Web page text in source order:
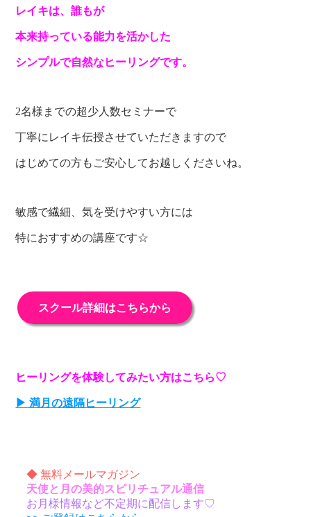
レイキは、誰もが
本来持っている能力を活かした
シンプルで自然なヒーリングです。
2名様までの超少人数セミナーで
丁寧にレイキ伝授させていただきますので
はじめての方もご安心してお越しくださいね。
敏感で繊細、気を受けやすい方には
特におすすめの講座です☆
スクール詳細はこちらから
ヒーリングを体験してみたい方はこちら♡
▶ 満月の遠隔ヒーリング
◆ 無料メールマガジン
天使と月の美的スピリチュアル通信
お月様情報など不定期に配信します♡